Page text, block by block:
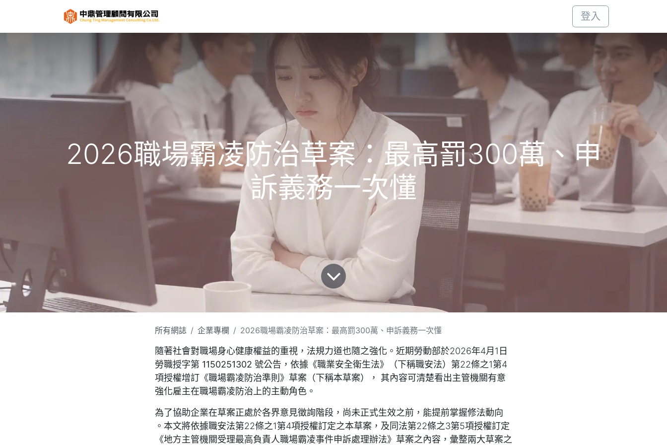
登入
2026職場霸凌防治草案：最高罰300萬、申
訴義務一次懂
所有網誌 企業專欄 2026職場霸凌防治草案：最高罰300萬、申訴義務一次懂
隨著社會對職場身心健康權益的重視，法規力道也隨之強化。近期勞動部於2026年4月1日
勞職授字第 1150251302 號公告， 依據《職業安全衛生法》（下稱職安法）第22條之1第4
項授權增訂《職場霸凌防治準則》草案（下稱本草案）， 其內容可清楚看出主管機關有意
強化雇主在職場霸凌防治上的主動角色。
為了協助企業在草案正處於各界意見徵詢階段，尚未正式生效之前，能提前掌握修法動向
。本文將依據職安法第22條之1第4項授權訂定之本草案，及同法第22條之3第5項授權訂定
《地方主管機關受理最高負責人職場霸凌事件申訴處理辦法》草案之內容，彙整兩大草案之